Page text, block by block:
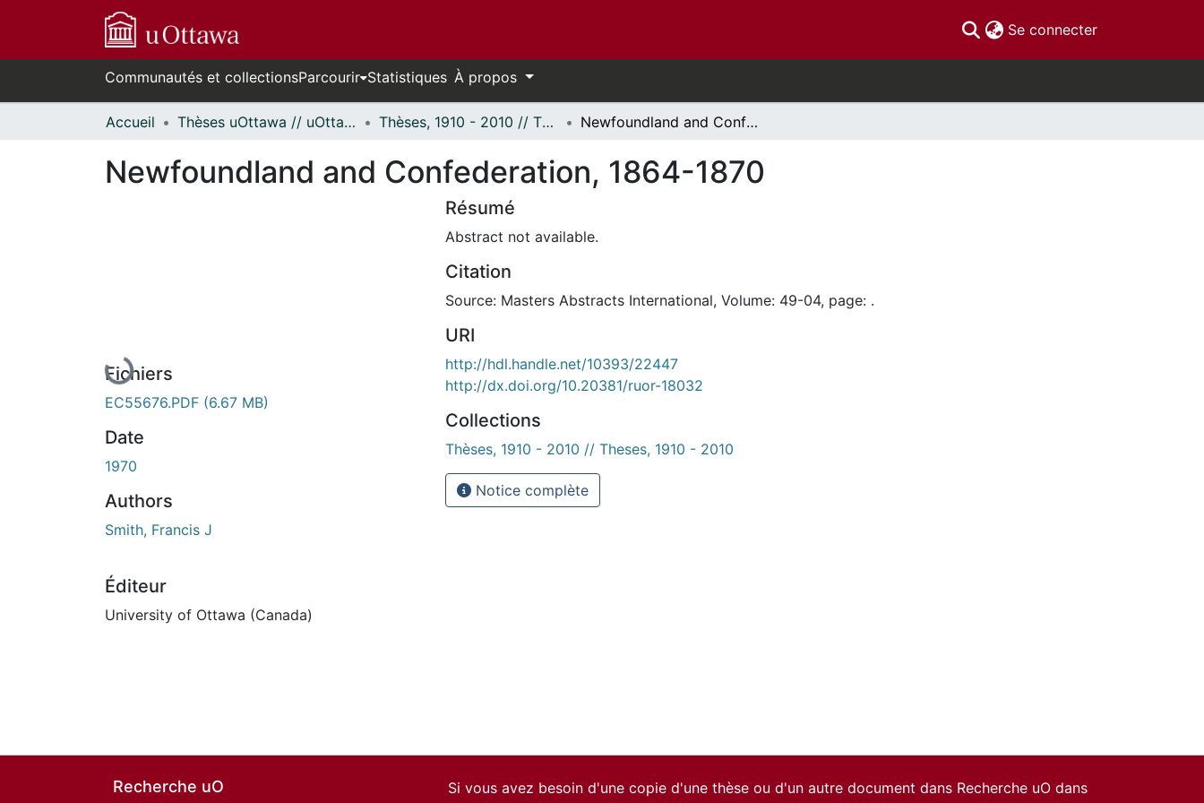
Se connecter(current)
Communautés et collectionsParcourir Statistiques À propos
Accueil Thèses uOttawa // uOttawa Theses Thèses, 1910 - 2010 // Theses, 1910 - 2010 Newfoundland and Confederation, 1864-1870
Newfoundland and Confederation, 1864-1870
En cours de chargement...
Fichiers
EC55676.PDF (6.67 MB)
Date
1970
Authors
Smith, Francis J
Éditeur
University of Ottawa (Canada)
Résumé
Abstract not available.
Citation
Source: Masters Abstracts International, Volume: 49-04, page: .
URI
http://hdl.handle.net/10393/22447
http://dx.doi.org/10.20381/ruor-18032
Collections
Thèses, 1910 - 2010 // Theses, 1910 - 2010
Notice complète
Recherche uO
Si vous avez besoin d'une copie d'une thèse ou d'un autre document dans Recherche uO dans